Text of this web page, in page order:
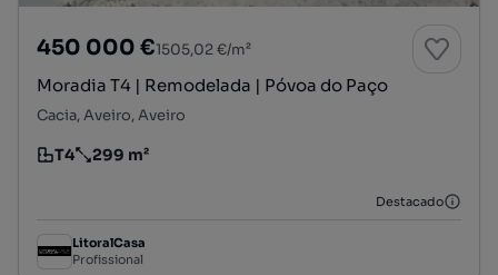
450 000 €1505,02 €/m²
Moradia T4 | Remodelada | Póvoa do Paço
Cacia, Aveiro, Aveiro
Tipologia
T4
Preço por metro quadrado
299 m²
Destacado
LitoralCasa
Profissional